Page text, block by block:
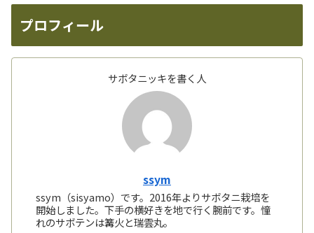
プロフィール
サボタニッキを書く人
ssym
ssym（sisyamo）です。2016年よりサボタニ栽培を
開始しました。下手の横好きを地で行く腕前です。憧
れのサボテンは篝火と瑞雲丸。